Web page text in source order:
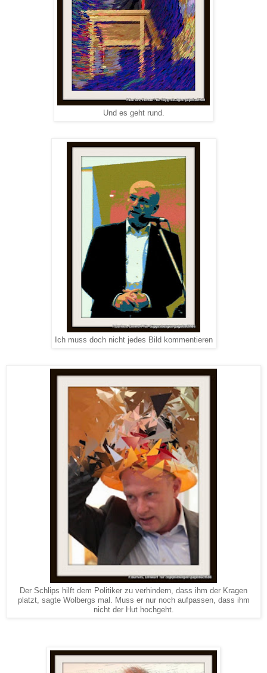
Und es geht rund.
Ich muss doch nicht jedes Bild kommentieren
Der Schlips hilft dem Politiker zu verhindern, dass ihm der Kragen
platzt, sagte Wolbergs mal. Muss er nur noch aufpassen, dass ihm
nicht der Hut hochgeht.